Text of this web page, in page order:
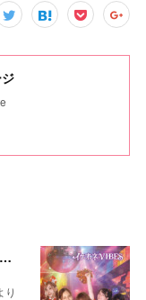
商業作品にバックコーラス（ハモリ）で参加しました！
り